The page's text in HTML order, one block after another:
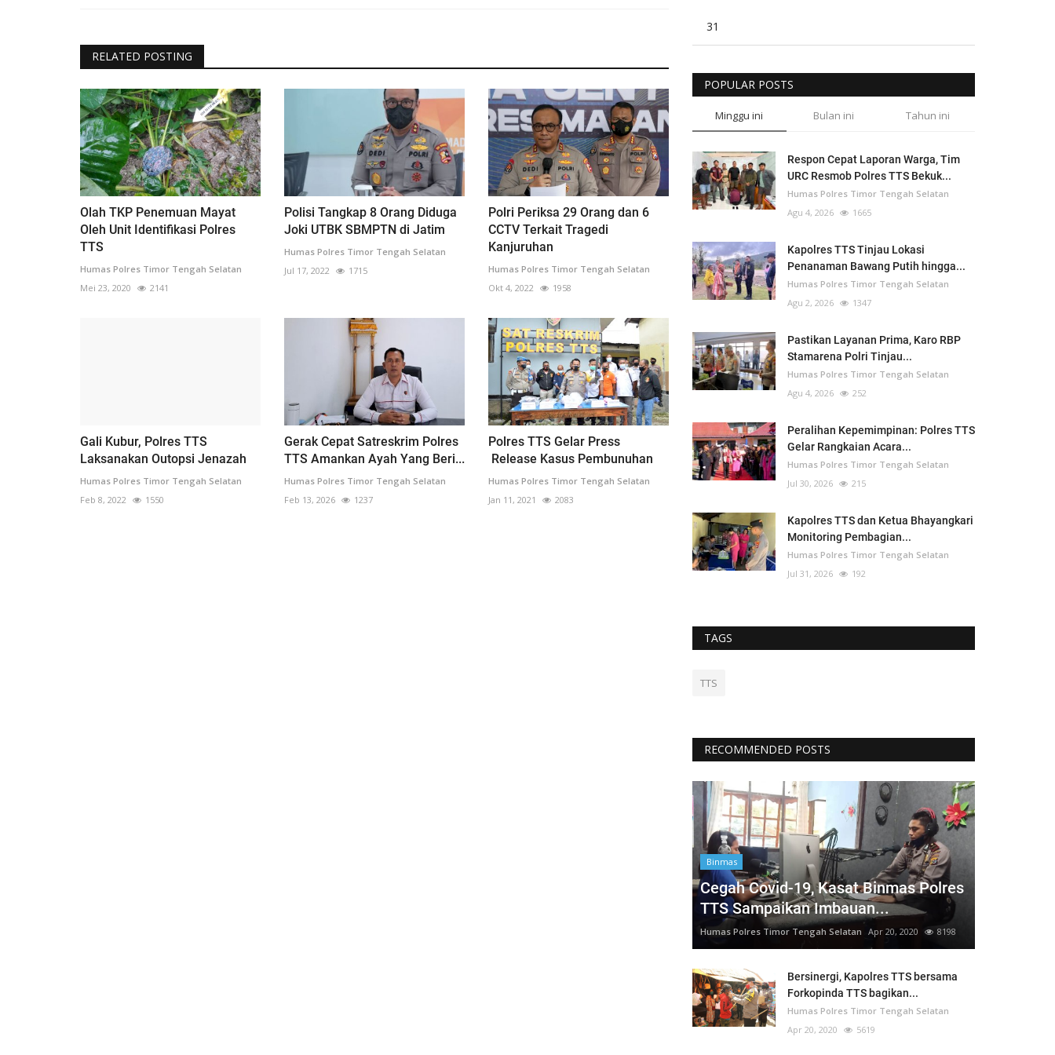
RELATED POSTING
Olah TKP Penemuan Mayat
Oleh Unit Identifikasi Polres
TTS
Humas Polres Timor Tengah Selatan
Mei 23, 2020
2141
Polisi Tangkap 8 Orang Diduga
Joki UTBK SBMPTN di Jatim
Humas Polres Timor Tengah Selatan
Jul 17, 2022
1715
Polri Periksa 29 Orang dan 6
CCTV Terkait Tragedi
Kanjuruhan
Humas Polres Timor Tengah Selatan
Okt 4, 2022
1958
Gali Kubur, Polres TTS
Laksanakan Outopsi Jenazah
Humas Polres Timor Tengah Selatan
Feb 8, 2022
1550
Gerak Cepat Satreskrim Polres
TTS Amankan Ayah Yang Beri...
Humas Polres Timor Tengah Selatan
Feb 13, 2026
1237
Polres TTS Gelar Press
Release Kasus Pembunuhan
Humas Polres Timor Tengah Selatan
Jan 11, 2021
2083
31
POPULAR POSTS
Minggu ini Bulan ini Tahun ini
Respon Cepat Laporan Warga, Tim
URC Resmob Polres TTS Bekuk...
Humas Polres Timor Tengah Selatan
Agu 4, 2026
1665
Kapolres TTS Tinjau Lokasi
Penanaman Bawang Putih hingga...
Humas Polres Timor Tengah Selatan
Agu 2, 2026
1347
Pastikan Layanan Prima, Karo RBP
Stamarena Polri Tinjau...
Humas Polres Timor Tengah Selatan
Agu 4, 2026
252
Peralihan Kepemimpinan: Polres TTS
Gelar Rangkaian Acara...
Humas Polres Timor Tengah Selatan
Jul 30, 2026
215
Kapolres TTS dan Ketua Bhayangkari
Monitoring Pembagian...
Humas Polres Timor Tengah Selatan
Jul 31, 2026
192
TAGS
TTS
RECOMMENDED POSTS
Binmas
Cegah Covid-19, Kasat Binmas Polres
TTS Sampaikan Imbauan...
Humas Polres Timor Tengah Selatan Apr 20, 2020 8198
Bersinergi, Kapolres TTS bersama
Forkopinda TTS bagikan...
Humas Polres Timor Tengah Selatan
Apr 20, 2020
5619